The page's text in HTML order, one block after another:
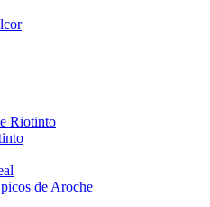
Riotinto
de Aroche